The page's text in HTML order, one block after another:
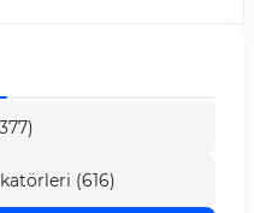
(616)